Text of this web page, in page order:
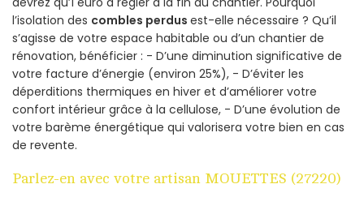
l’isolation des combles perdus est-elle nécessaire ? Qu’il
s’agisse de votre espace habitable ou d’un chantier de
rénovation, bénéficier : - D’une diminution significative de
votre facture d’énergie (environ 25%), - D’éviter les
déperditions thermiques en hiver et d’améliorer votre
confort intérieur grâce à la cellulose, - D’une évolution de
votre barème énergétique qui valorisera votre bien en cas
de revente.
Parlez-en avec votre artisan MOUETTES (27220)